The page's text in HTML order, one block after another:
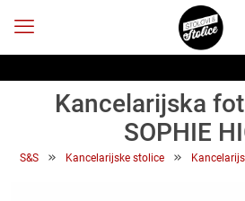
Kancelarijska
SOPHIE
S&S » Kancelarijske stolice »